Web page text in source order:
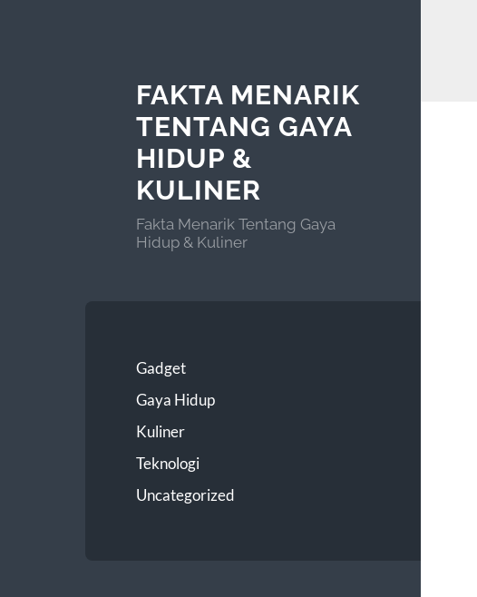
FAKTA MENARIK
TENTANG GAYA
HIDUP &
KULINER
Fakta Menarik Tentang Gaya
Hidup & Kuliner
Gadget
Gaya Hidup
Kuliner
Teknologi
Uncategorized